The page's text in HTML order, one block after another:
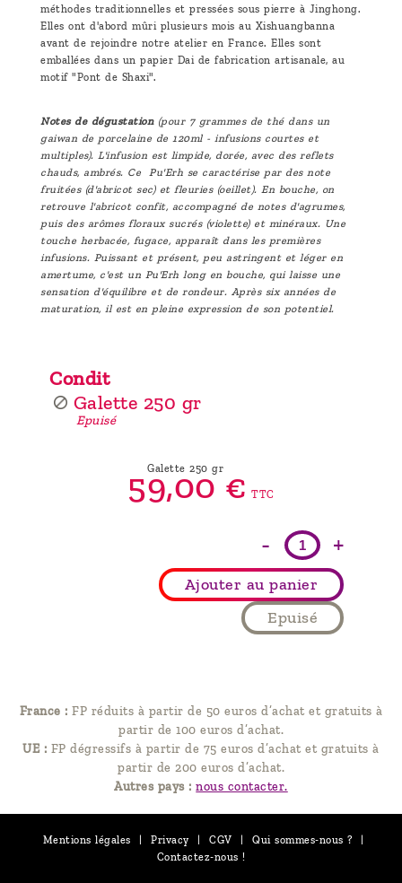
méthodes traditionnelles et pressées sous pierre à Jinghong.
Elles ont d'abord mûri plusieurs mois au Xishuangbanna
avant de rejoindre notre atelier en France. Elles sont
emballées dans un papier Dai de fabrication artisanale, au
motif "Pont de Shaxi".
Notes de dégustation (pour 7 grammes de thé dans un
gaiwan de porcelaine de 120ml - infusions courtes et
multiples). L'infusion est limpide, dorée, avec des reflets
chauds, ambrés. Ce Pu'Erh se caractérise par des note
fruitées (d'abricot sec) et fleuries (oeillet). En bouche, on
retrouve l'abricot confit, accompagné de notes d'agrumes,
puis des arômes floraux sucrés (violette) et minéraux. Une
touche herbacée, fugace, apparaît dans les premières
infusions. Puissant et présent, peu astringent et léger en
amertume, c'est un Pu'Erh long en bouche, qui laisse une
sensation d'équilibre et de rondeur. Après six années de
maturation, il est en pleine expression de son potentiel.
Condit
Galette 250 gr
Epuisé
Galette 250 gr
59,00€ TTC
- +
Ajouter au panier
Epuisé
France : FP réduits à partir de 50 euros d’achat et gratuits à
partir de 100 euros d’achat.
UE : FP dégressifs à partir de 75 euros d’achat et gratuits à
partir de 200 euros d’achat.
Autres pays : nous contacter.
Mentions légales Privacy CGV Qui sommes-nous ?
Contactez-nous !